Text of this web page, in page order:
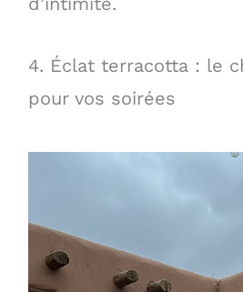
4. Éclat terracotta : le
pour vos soirées